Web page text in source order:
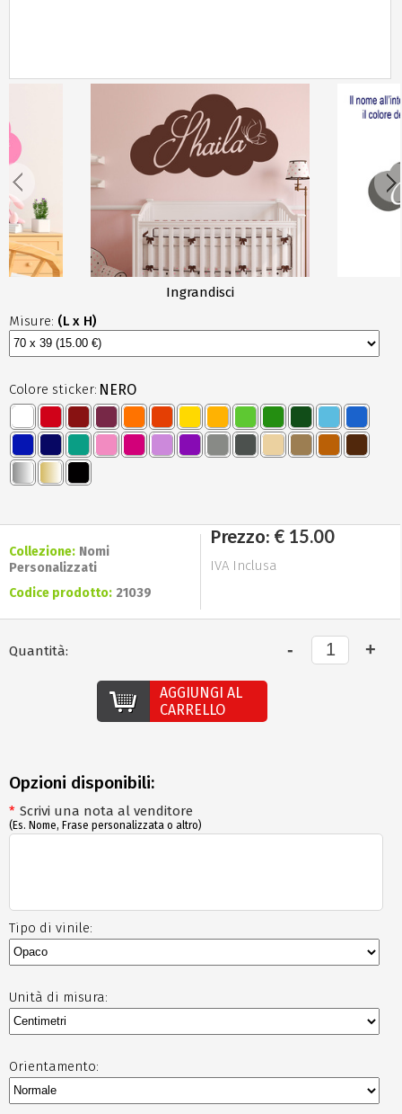
Ingrandisci
Collezione: Nomi
Personalizzati
Codice prodotto: 21039
Prezzo: € 15.00
IVA Inclusa
Opzioni disponibili:
Misure: (L x H)
Tipo di vinile:
Unità di misura:
Orientamento:
Colore sticker: NERO
* Scrivi una nota al venditore
(Es. Nome, Frase personalizzata o altro)
Quantità:
AGGIUNGI AL
CARRELLO